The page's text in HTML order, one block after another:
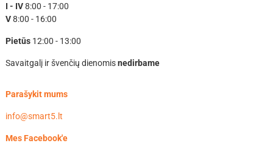
I - IV8:00 - 17:00
V8:00 - 16:00
Pietūs12:00 - 13:00
Savaitgalį ir švenčių dienomisnedirbame
Parašykit mums
info@smart5.lt
Mes Facebook'e